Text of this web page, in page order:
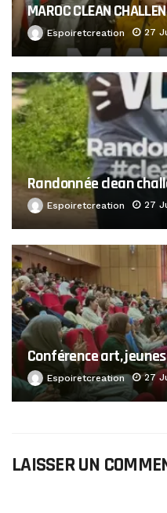
MAROC CLEAN
Espoiretcreation 27
Randonnée clean
Espoiretcreation 27
Conférence art,
Espoiretcreation 27
LAISSER UN